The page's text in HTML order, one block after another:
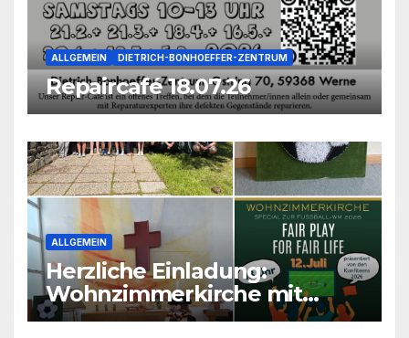
ALLGEMEIN DIETRICH-BONHOEFFER-ZENTRUM
Repaircafé 18.07.26
ALLGEMEIN
Herzliche Einladung:
Wohnzimmerkirche mit
unseren Konfis